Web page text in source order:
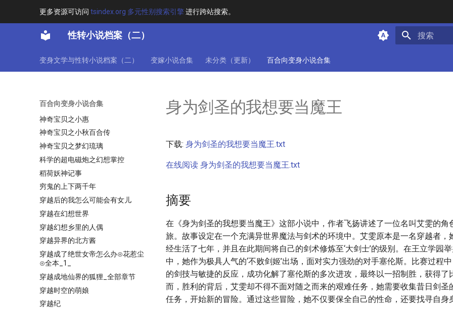
更多资源可访问 tsindex.org 多元性别搜索引擎进行跨站搜索。
性转小说档案（二）
变身文学与性转小说档案（二） 变嫁小说合集 未分类（更新） 百合向变身小说合集
百合向变身小说合集
直播变身海贼女帝
真理与死亡之书
真白同学好像有点怪
破寰碎宇
神之祭奠
神奇宝贝之小惠
神奇宝贝之小秋百合传
神奇宝贝之梦幻琉璃
科学的超电磁炮之幻想掌控
稻荷妖神记事
穷鬼的上下两千年
穿越后的我怎么可能会有女儿
穿越在幻想世界
穿越幻想乡里的人偶
穿越异界的北方酱
穿越成了绝世女帝怎么办⊙花惹尘
⊙全本_1_
穿越成地仙界的狐狸_全部章节
穿越时空的萌娘
穿越纪
身为剑圣的我想要当魔王
下载: 身为剑圣的我想要当魔王.txt
在线阅读 身为剑圣的我想要当魔王.txt
摘要
在《身为剑圣的我想要当魔王》这部小说中，作者飞扬讲述了一位名叫艾雯的角
旅。故事设定在一个充满异世界魔法与剑术的环境中。艾雯原本是一名穿越者，
经生活了七年，并且在此期间将自己的剑术修炼至‘大剑士’的级别。在王立学园
中，她作为极具人气的‘不败剑姬’出场，面对实力强劲的对手塞伦斯。比赛过程
的剑技与敏捷的反应，成功化解了塞伦斯的多次进攻，最终以一招制胜，获得了
而，胜利的背后，艾雯却不得不面对随之而来的艰难任务，她需要收集昔日剑圣
任务，开始新的冒险。通过这些冒险，她不仅要保全自己的性命，还要找寻自身